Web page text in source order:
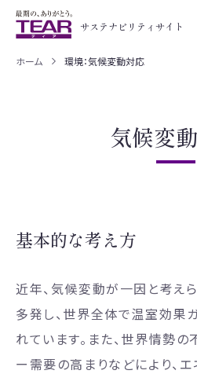
サステナビリティサイト
ホーム 環境：気候変動対応
気候変
基本的な考え方
近年、気候変動が一因と考え
多発し、世界全体で温室効果
れています。また、世界情勢
ー需要の高まりなどにより、